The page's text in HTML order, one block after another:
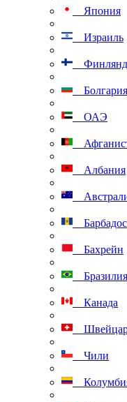
Япония
Израиль
Болгария
ОАЭ
Албания
Барбадос
Бахрейн
Бразилия
Канада
Чили